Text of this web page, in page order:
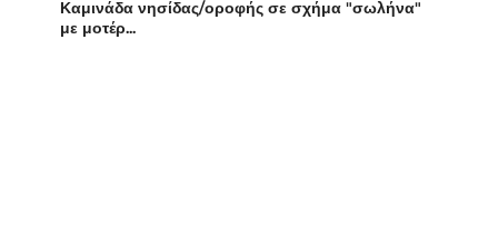
Καμινάδα νησίδας/οροφής σε σχήμα "σωλήνα"
με μοτέρ...